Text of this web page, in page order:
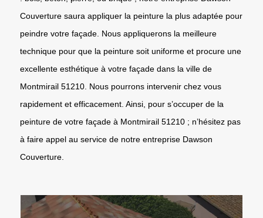
Couverture saura appliquer la peinture la plus adaptée pour
peindre votre façade. Nous appliquerons la meilleure
technique pour que la peinture soit uniforme et procure une
excellente esthétique à votre façade dans la ville de
Montmirail 51210. Nous pourrons intervenir chez vous
rapidement et efficacement. Ainsi, pour s’occuper de la
peinture de votre façade à Montmirail 51210 ; n’hésitez pas
à faire appel au service de notre entreprise Dawson
Couverture.